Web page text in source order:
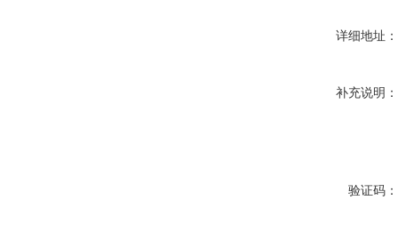
详细地址：
补充说明：
验证码：